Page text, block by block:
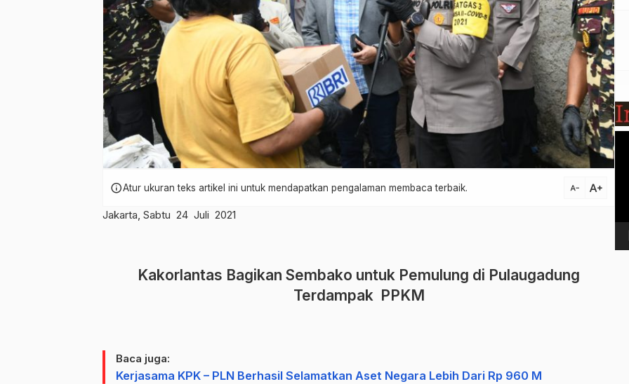
infoAtur ukuran teks artikel ini untuk mendapatkan pengalaman membaca terbaik. text_decrease text_increase
Jakarta, Sabtu 24 Juli 2021
Kakorlantas Bagikan Sembako untuk Pemulung di Pulaugadung
Terdampak PPKM
Baca juga:
Kerjasama KPK – PLN Berhasil Selamatkan Aset Negara Lebih Dari Rp 960 M